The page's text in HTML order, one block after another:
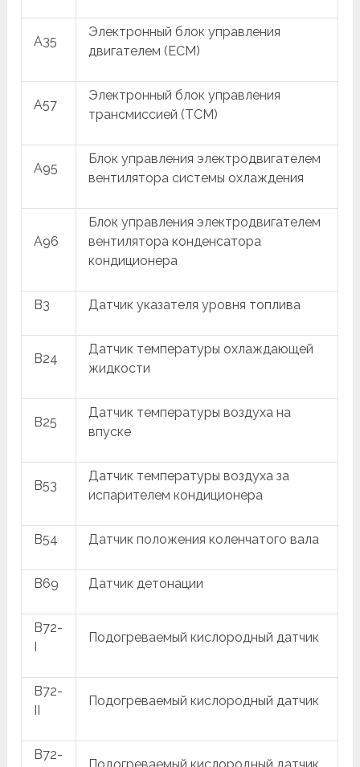
A35
Электронный блок управления
двигателем (ECM)
A57
Электронный блок управления
трансмиссией (TCM)
A95
Блок управления электродвигателем
вентилятора системы охлаждения
A96
Блок управления электродвигателем
вентилятора конденсатора
кондиционера
B3 Датчик указателя уровня топлива
B24
Датчик температуры охлаждающей
жидкости
B25
Датчик температуры воздуха на
впуске
B53
Датчик температуры воздуха за
испарителем кондиционера
B54 Датчик положения коленчатого вала
B69 Датчик детонации
B72-
I
Подогреваемый кислородный датчик
B72-
II
Подогреваемый кислородный датчик
B72-